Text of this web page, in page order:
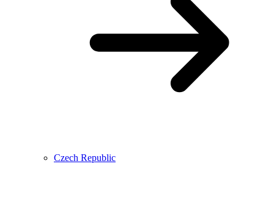
Czech Republic